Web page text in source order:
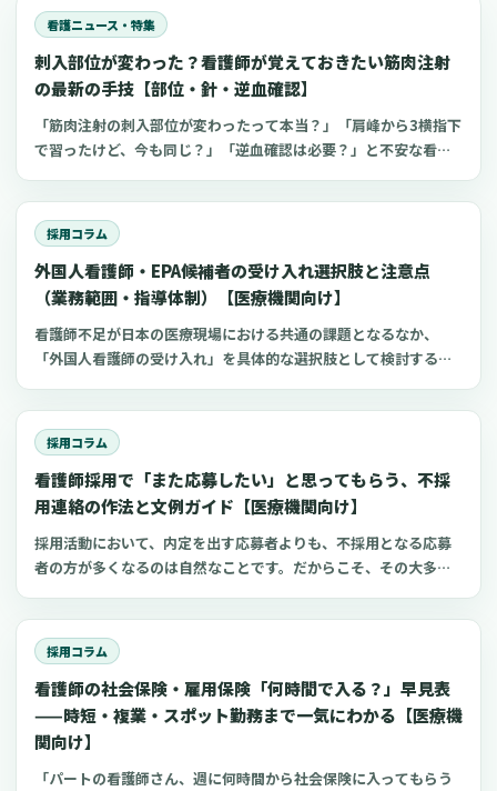
看護ニュース・特集
刺入部位が変わった？看護師が覚えておきたい筋肉注射
の最新の手技【部位・針・逆血確認】
「筋肉注射の刺入部位が変わったって本当？」「肩峰から3横指下
で習ったけど、今も同じ？」「逆血確認は必要？」と不安な看護
び方、針のゲージと長さ、皮下注射との違い、神経損傷やSIRVA
を避けるポイント、ワクチン接種時の手順までわかりやすく解説
します。
採用コラム
外国人看護師・EPA候補者の受け入れ選択肢と注意点
（業務範囲・指導体制）【医療機関向け】
看護師不足が日本の医療現場における共通の課題となるなか、
「外国人看護師の受け入れ」を具体的な選択肢として検討する病
に検討を始めると、在留資格の種類の複雑さ、採用後に任せられ
る業務の範囲、そして日本の看護師国家試験に合格するまでの支
援体制の構築など、確認すべき点が多岐にわたることに気づかさ
れます。この記事では、制度に沿って一つひとつ準備を進めるこ
とで、外国人看護師の受け入れは決して“特別扱い”が必要なもの
いう視点をご提案します。外国人材の受け入れが初めての施設で
も、実務で迷いやすいポイントに絞って、制度の全体像、就労前
後の業務範囲の明確化、そして現場での指導体制の具体的な設計
す。
採用コラム
看護師採用で「また応募したい」と思ってもらう、不採
用連絡の作法と文例ガイド【医療機関向け】
採用活動において、内定を出す応募者よりも、不採用となる応募
者の方が多くなるのは自然なことです。だからこそ、その大多数
する可能性があります。この記事は、看護師の採用に携わる院
長、看護部長、理事長、事務長、人事担当者の皆様に向けて、不
採用連絡の際に「最低限これだけは守りたい」というポイント
を、分かりやすく整理したものです。各種の法令やガイドライン
に触れつつ、特に小規模な病院やクリニック、訪問看護ステーシ
ョン、介護施設といった現場でも実践しやすい、具体的な進め方
採用コラム
看護師の社会保険・雇用保険「何時間で入る？」早見表
——時短・複業・スポット勤務まで一気にわかる【医療機
関向け】
「パートの看護師さん、週に何時間から社会保険に入ってもらう